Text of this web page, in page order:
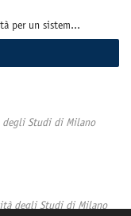
per un sistem...
degli Studi di Milano
degli Studi di Milano